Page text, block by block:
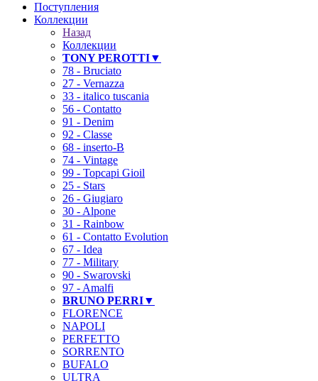
Поступления
Коллекции
Назад
Коллекции
TONY PEROTTI▼
78 - Bruciato
27 - Vernazza
33 - italico tuscania
56 - Contatto
91 - Denim
92 - Classe
68 - inserto-B
74 - Vintage
99 - Topcapi Gioil
25 - Stars
26 - Giugiaro
30 - Alpone
31 - Rainbow
61 - Contatto Evolution
67 - Idea
77 - Military
90 - Swarovski
97 - Amalfi
BRUNO PERRI▼
FLORENCE
NAPOLI
PERFETTO
SORRENTO
BUFALO
ULTRA